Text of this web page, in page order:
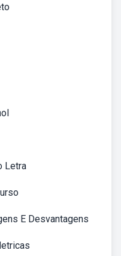
Letra
E Desvantagens